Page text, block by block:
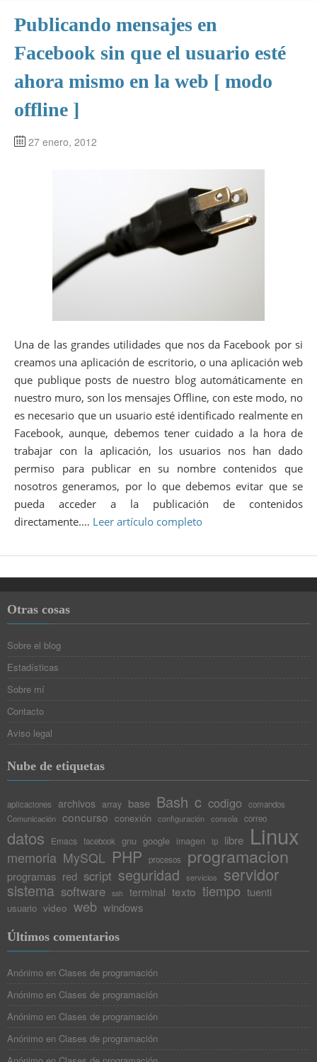
Publicando mensajes en
Facebook sin que el usuario esté
ahora mismo en la web [ modo
offline ]
27 enero, 2012
Una de las grandes utilidades que nos da Facebook por si
creamos una aplicación de escritorio, o una aplicación web
que publique posts de nuestro blog automáticamente en
nuestro muro, son los mensajes Offline, con este modo, no
es necesario que un usuario esté identificado realmente en
Facebook, aunque, debemos tener cuidado a la hora de
trabajar con la aplicación, los usuarios nos han dado
permiso para publicar en su nombre contenidos que
nosotros generamos, por lo que debemos evitar que se
pueda acceder a la publicación de contenidos
directamente.… Leer artículo completo
Otras cosas
Sobre el blog
Estadísticas
Sobre mí
Contacto
Aviso legal
Nube de etiquetas
aplicaciones archivos array base Bash c codigo
comandos
Comunicación concurso conexión configuración consola correo
datos Emacs facebook gnu google imagen ip libre Linux
memoria MySQL PHP procesos programacion
programas red script seguridad servicios servidor
sistema software ssh terminal texto tiempo tuenti
usuario video web windows
Últimos comentarios
Anónimo en Clases de programación
Anónimo en Clases de programación
Anónimo en Clases de programación
Anónimo en Clases de programación